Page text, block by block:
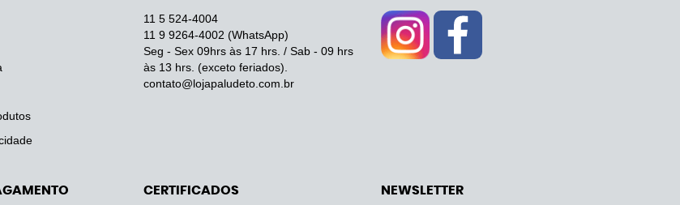
11 5 524-4004
11 9 9264-4002 (WhatsApp)
Seg - Sex 09hrs às 17 hrs. / Sab - 09 hrs
às 13 hrs. (exceto feriados).
contato@lojapaludeto.com.br
CERTIFICADOS
NEWSLETTER